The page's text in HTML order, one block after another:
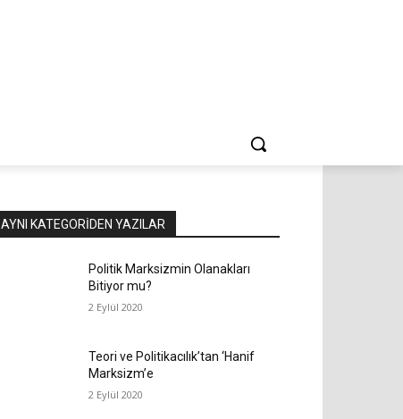
AYNI KATEGORIDEN YAZILAR
Politik Marksizmin Olanakları
Bitiyor mu?
2 Eylül 2020
Teori ve Politikacılık’tan ‘Hanif
Marksizm’e
2 Eylül 2020